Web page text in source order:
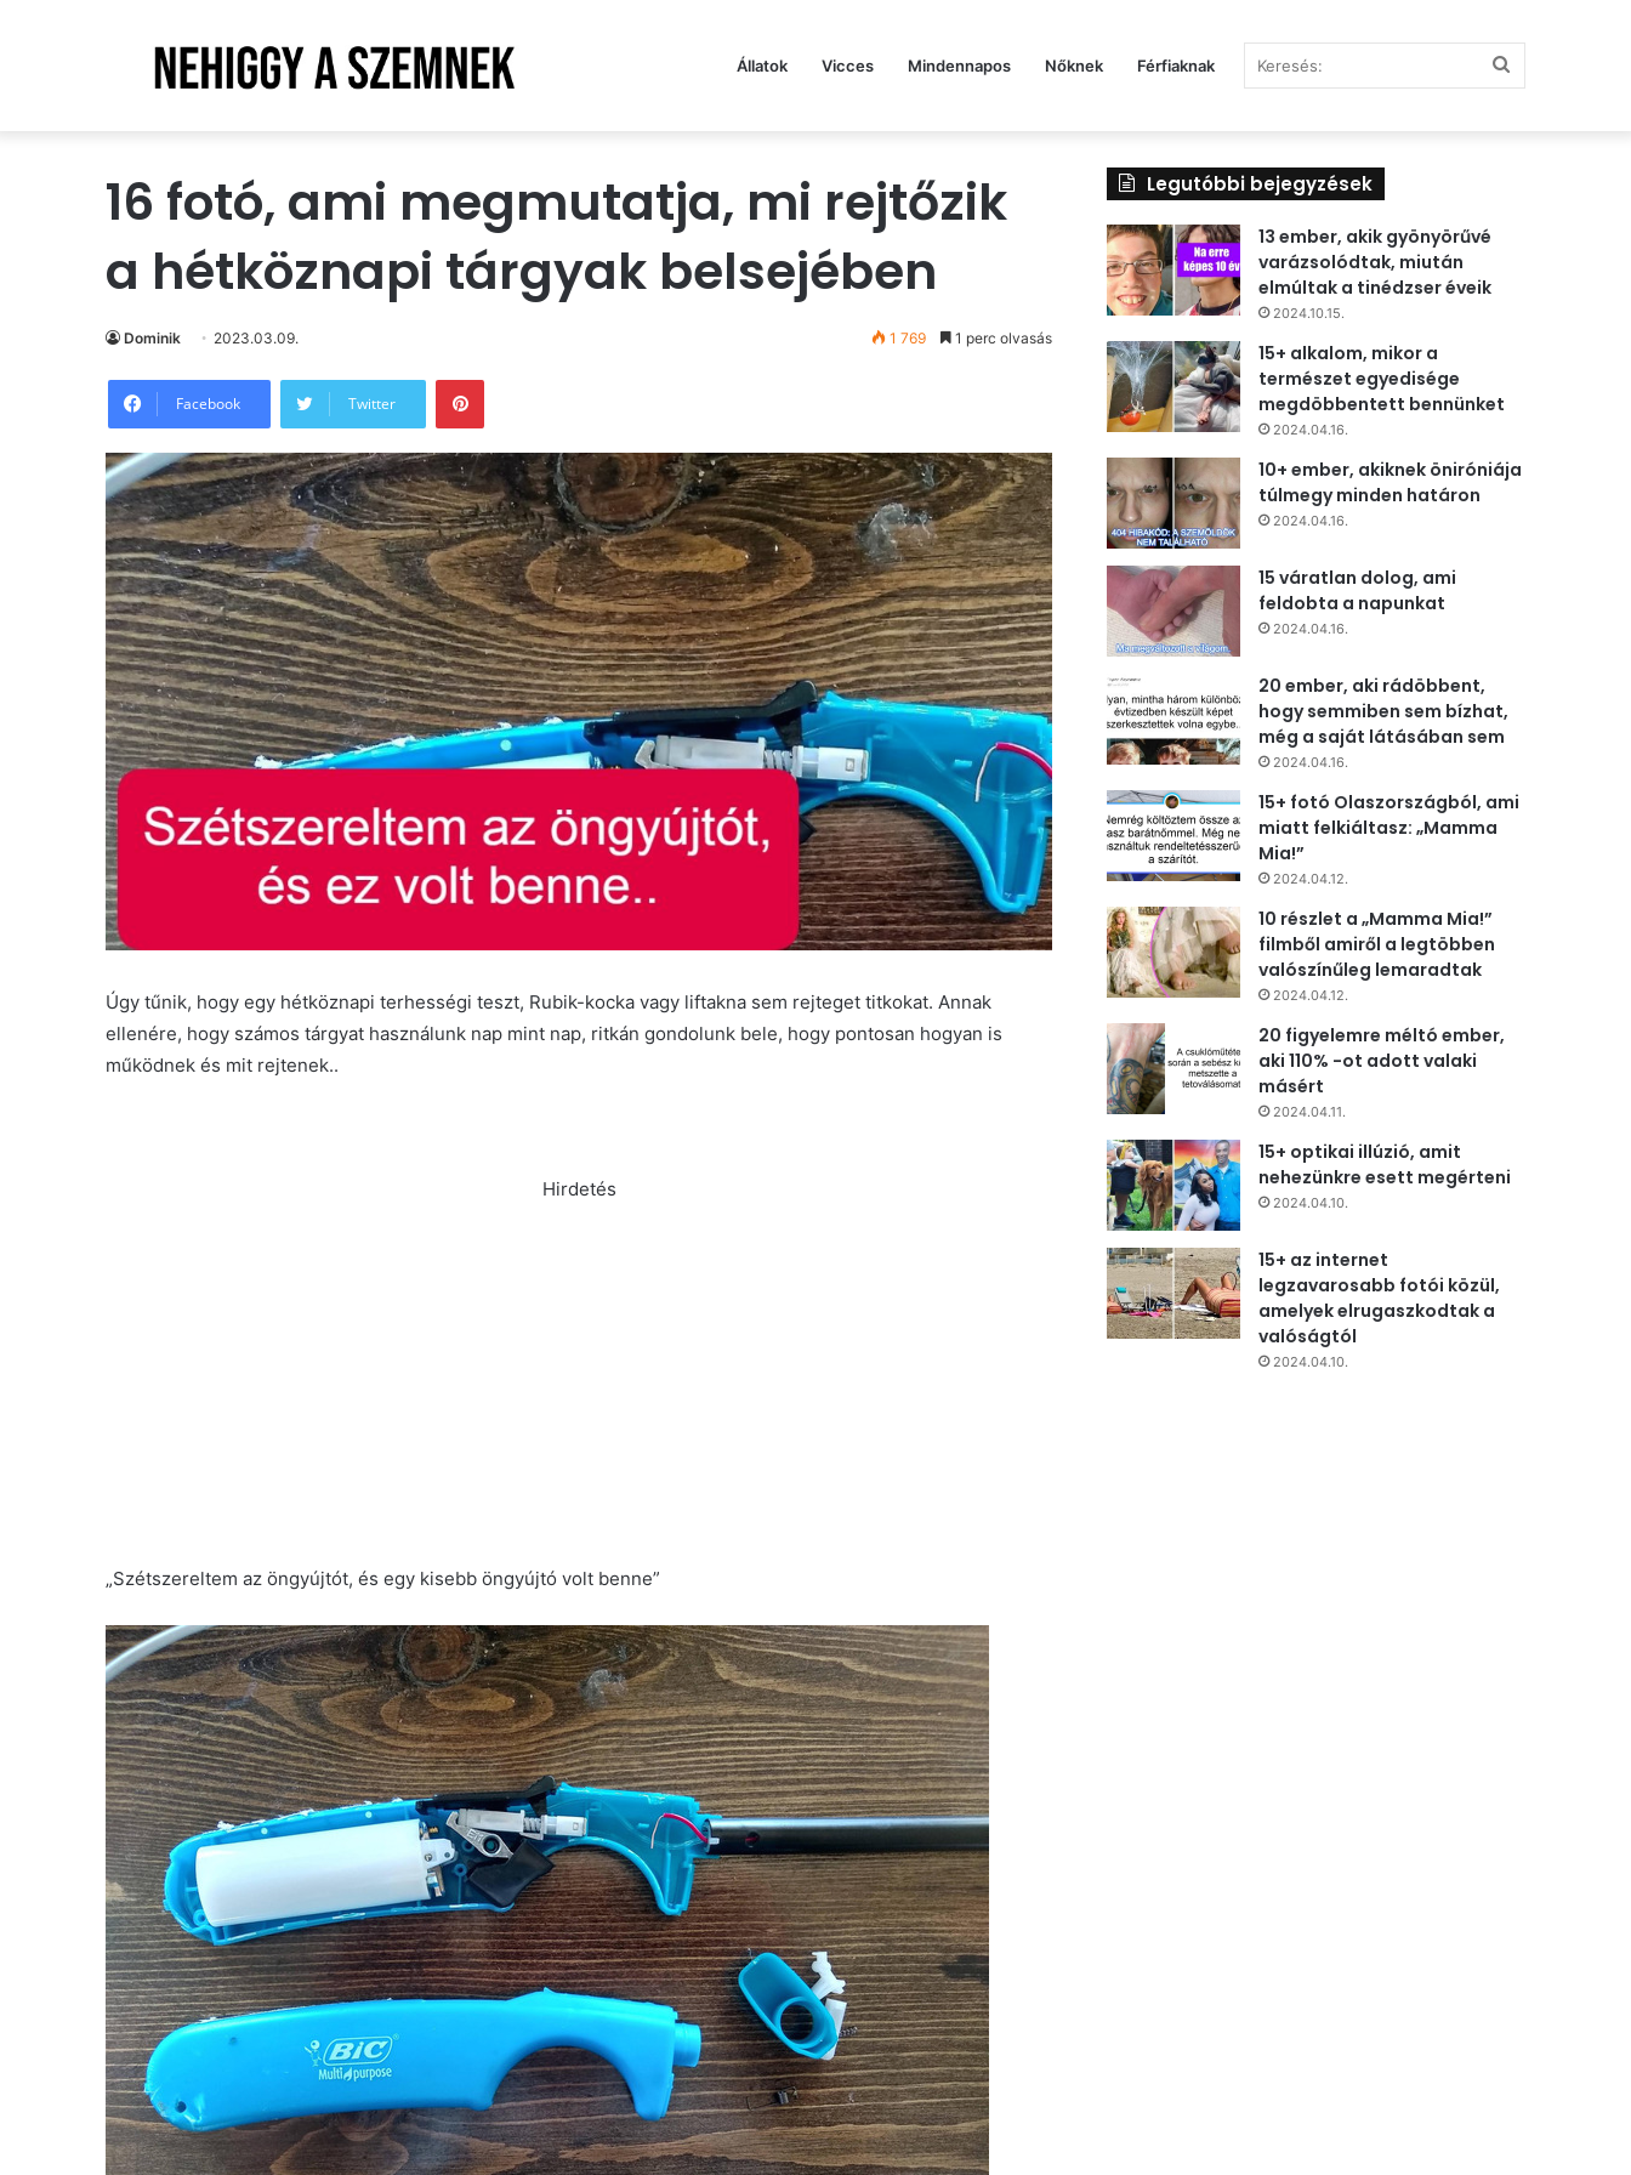
Állatok Vicces Mindennapos Nőknek Férfiaknak
16 fotó, ami megmutatja, mi rejtőzik
a hétköznapi tárgyak belsejében
Dominik 2023.03.09. 1 769 1 perc olvasás
Facebook Twitter
Pinterest
Úgy tűnik, hogy egy hétköznapi terhességi teszt, Rubik-kocka vagy liftakna sem rejteget titkokat. Annak
ellenére, hogy számos tárgyat használunk nap mint nap, ritkán gondolunk bele, hogy pontosan hogyan is
működnek és mit rejtenek..
Hirdetés
„Szétszereltem az öngyújtót, és egy kisebb öngyújtó volt benne”
Legutóbbi bejegyzések
13 ember, akik gyönyörűvé
varázsolódtak, miután
elmúltak a tinédzser éveik
2024.10.15.
15+ alkalom, mikor a
természet egyedisége
megdöbbentett bennünket
2024.04.16.
10+ ember, akiknek öniróniája
túlmegy minden határon
2024.04.16.
15 váratlan dolog, ami
feldobta a napunkat
2024.04.16.
20 ember, aki rádöbbent,
hogy semmiben sem bízhat,
még a saját látásában sem
2024.04.16.
15+ fotó Olaszországból, ami
miatt felkiáltasz: „Mamma
Mia!”
2024.04.12.
10 részlet a „Mamma Mia!”
filmből amiről a legtöbben
valószínűleg lemaradtak
2024.04.12.
20 figyelemre méltó ember,
aki 110% -ot adott valaki
másért
2024.04.11.
15+ optikai illúzió, amit
nehezünkre esett megérteni
2024.04.10.
15+ az internet
legzavarosabb fotói közül,
amelyek elrugaszkodtak a
valóságtól
2024.04.10.